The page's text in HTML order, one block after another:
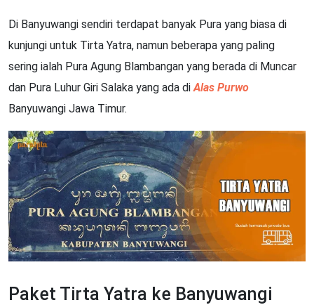
Di Banyuwangi sendiri terdapat banyak Pura yang biasa di
kunjungi untuk Tirta Yatra, namun beberapa yang paling
sering ialah Pura Agung Blambangan yang berada di Muncar
dan Pura Luhur Giri Salaka yang ada diAlas Purwo
Banyuwangi Jawa Timur.
Paket Tirta Yatra ke Banyuwangi